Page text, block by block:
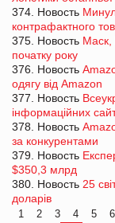
374. Новость
контрафактного
375. Новость Маск,
початку року
376. Новость
одягу від Amazon
377. Новость
інформаційних
378. Новость
за конкурентами
379. Новость
$350,3 млрд
380. Новость 25
доларів
1 2 3 4 5 6